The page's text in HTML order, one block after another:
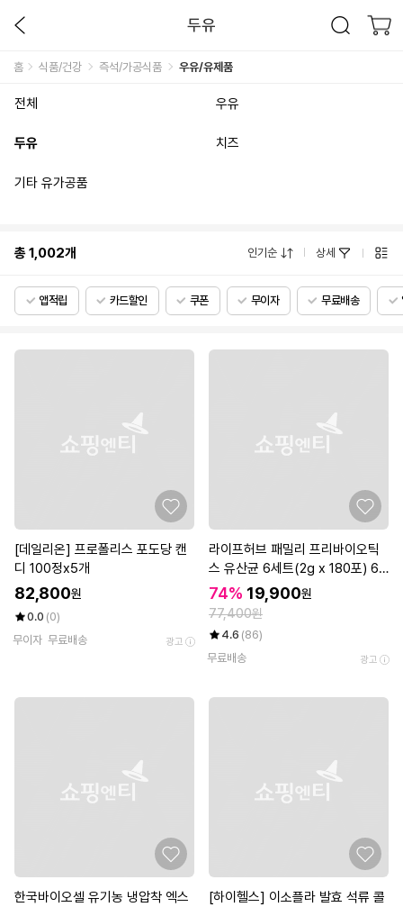
두유
홈 식품/건강 즉석/가공식품 우유/유제품
전체 우유
두유 치즈
기타 유가공품
총1,002개 인기순 상세
앱적립 카드할인 쿠폰 무이자 무료배송
[데일리온] 프로폴리스 포도당 캔
디 100정x5개
82,800원
0.0 (0)
무이자 무료배송 광고
라이프허브 패밀리 프리바이오틱
스 유산균 6세트(2g x 180포) 6
개월분
74% 19,900원
77,400원
4.6 (86)
무료배송
광고
한국바이오셀 유기농 냉압착 엑스
[하이헬스] 이소플라 발효 석류 콜